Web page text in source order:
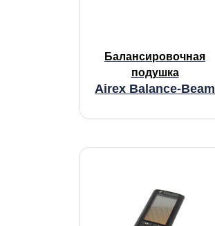
Балансировочная
подушка
Airex Balance-Beam